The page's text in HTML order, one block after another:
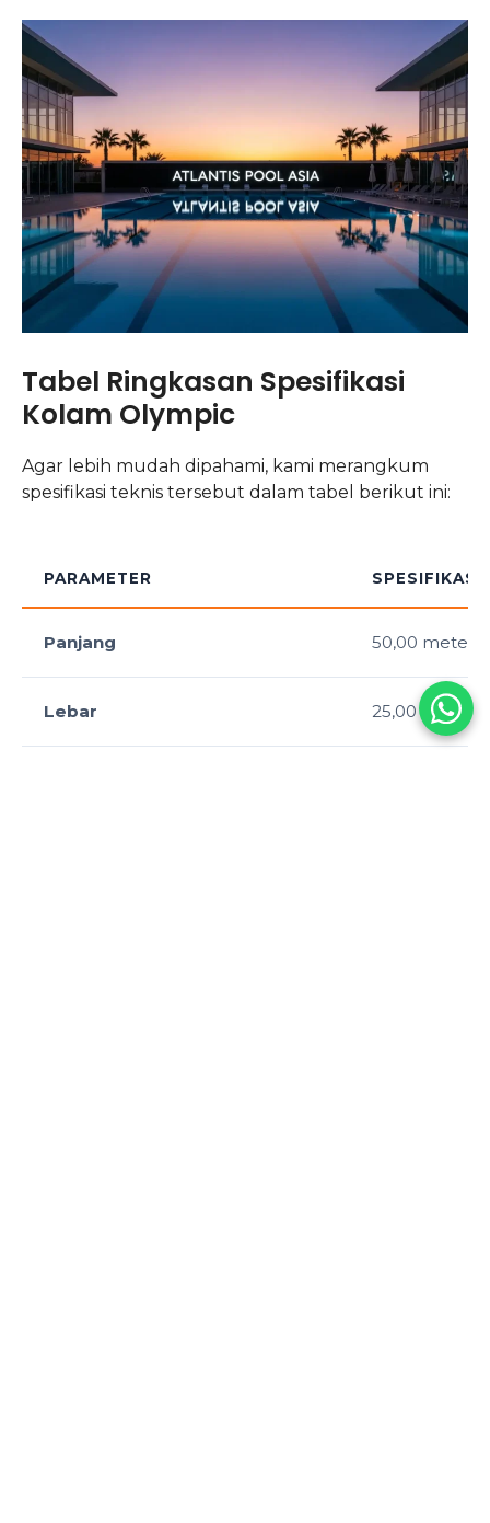
Tabel Ringkasan Spesifikasi
Kolam Olympic
Agar lebih mudah dipahami, kami merangkum
spesifikasi teknis tersebut dalam tabel berikut ini:
PARAMETER SPESIFIKASI
Panjang 50,00 meter
Lebar 25,00 meter